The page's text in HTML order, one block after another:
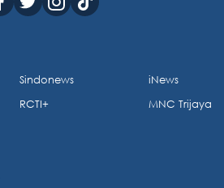
Sindonews
RCTI+
iNews
MNC Trijaya